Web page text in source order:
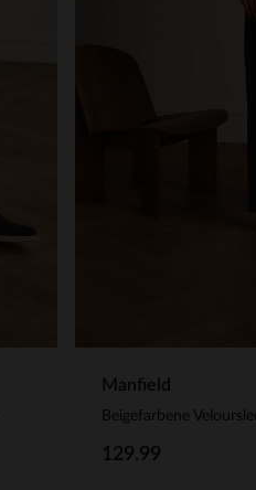
Manfield
Beigefarbene
129.99